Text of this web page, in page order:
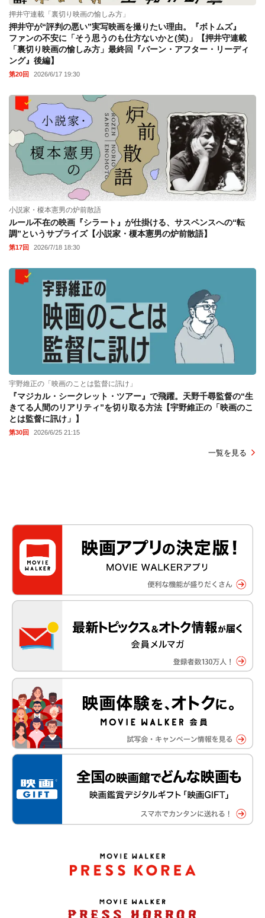
押井守連載「裏切り映画の愉しみ方」
押井守が“評判の悪い”実写映画を撮りたい理由。『ボトムズ』
ファンの不安に「そう思うのも仕方ないかと(笑)」【押井守連載
「裏切り映画の愉しみ方」最終回『バーン・アフター・リーディ
ング』後編】
第20回 2026/6/17 19:30
小説家・榎本憲男の炉前散語
ルール不在の映画『シラート』が仕掛ける、サスペンスへの“転
調”というサプライズ【小説家・榎本憲男の炉前散語】
第17回 2026/7/18 18:30
宇野維正の「映画のことは監督に訊け」
『マジカル・シークレット・ツアー』で飛躍。天野千尋監督の“生
きてる人間のリアリティ”を切り取る方法【宇野維正の「映画のこ
とは監督に訊け」】
第30回 2026/6/25 21:15
一覧を見る